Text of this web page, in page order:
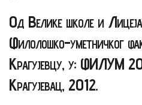
чланци,
записи
Press
clipping
Од Велике школе и
Филолошко-уметничког
Крагујевцу, у: ФИЛУМ
Крагујевац, 2012.